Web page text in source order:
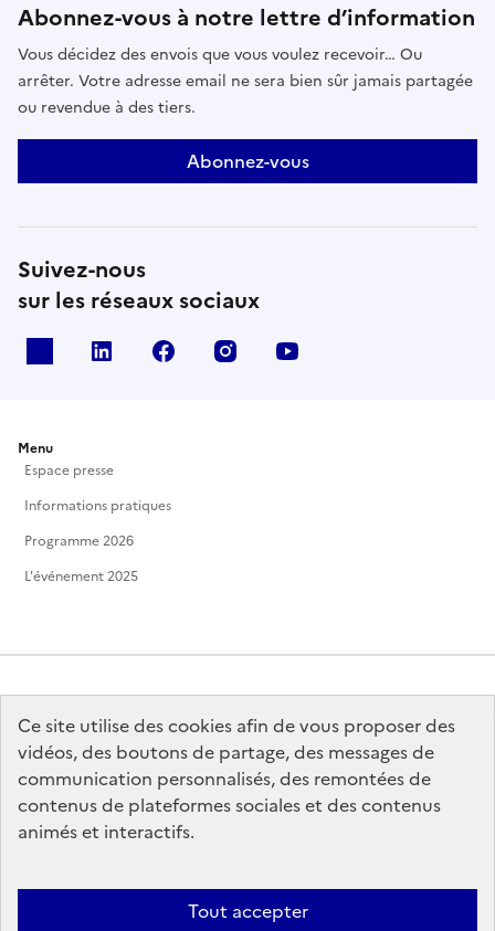
Ce site utilise des cookies afin de vous proposer des
vidéos, des boutons de partage, des messages de
communication personnalisés, des remontées de
contenus de plateformes sociales et des contenus
animés et interactifs.
Tout accepter
Abonnez-vous à notre lettre d’information
Vous décidez des envois que vous voulez recevoir… Ou
arrêter. Votre adresse email ne sera bien sûr jamais partagée
ou revendue à des tiers.
Abonnez-vous
Suivez-nous
sur les réseaux sociaux
Linkedin Facebook Instagram
Menu
Espace presse
Informations pratiques
Programme 2026
L'événement 2025
MINISTÈRE
DE LA CULTURE
data.gouv.fr